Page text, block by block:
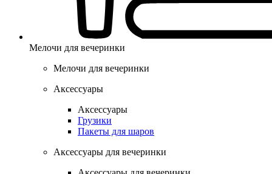
Мелочи для вечеринки
Мелочи для вечеринки
Аксессуары
Аксессуары
Грузики
Пакеты для шаров
Аксессуары для вечеринки